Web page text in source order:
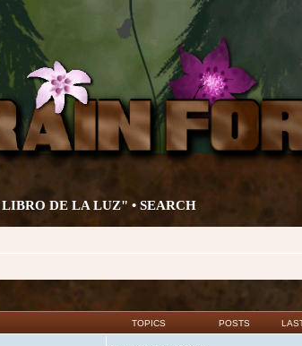
DE LA LUZ" • SEARCH
TOPICS POSTS